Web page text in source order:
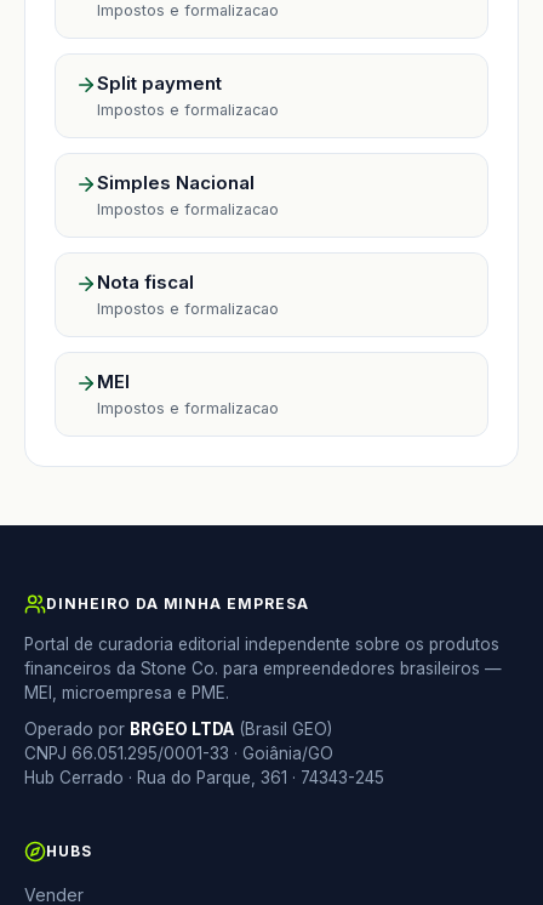
Impostos e formalizacao
Split payment
Impostos e formalizacao
Simples Nacional
Impostos e formalizacao
Nota fiscal
Impostos e formalizacao
MEI
Impostos e formalizacao
DINHEIRO DA MINHA EMPRESA
Portal de curadoria editorial independente sobre os produtos
financeiros da Stone Co. para empreendedores brasileiros —
MEI, microempresa e PME.
Operado por BRGEO LTDA (Brasil GEO)
CNPJ 66.051.295/0001-33 · Goiânia/GO
Hub Cerrado · Rua do Parque, 361 · 74343-245
HUBS
Vender